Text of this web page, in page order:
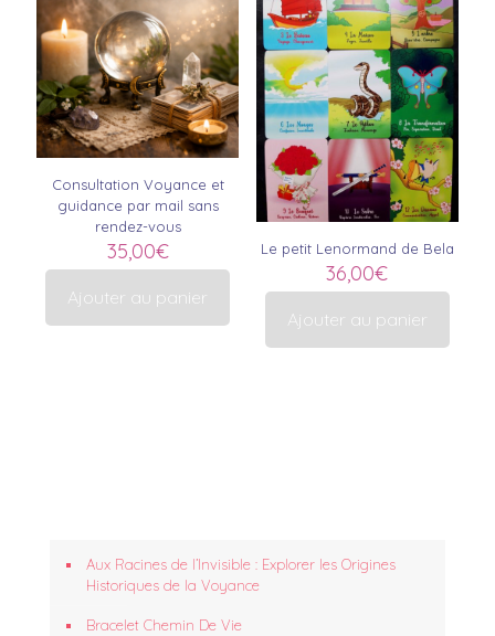
Consultation Voyance et
guidance par mail sans
rendez-vous
35,00€
Ajouter au panier
Le petit Lenormand de Bela
36,00€
Ajouter au panier
Aux Racines de l’Invisible : Explorer les Origines
Historiques de la Voyance
Bracelet Chemin De Vie